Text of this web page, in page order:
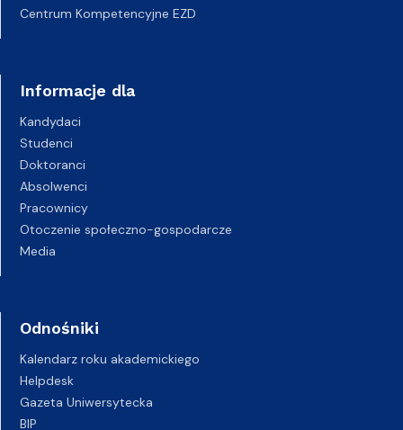
Centrum Kompetencyjne EZD
Informacje dla
Kandydaci
Studenci
Doktoranci
Absolwenci
Pracownicy
Otoczenie społeczno-gospodarcze
Media
Odnośniki
Kalendarz roku akademickiego
Helpdesk
Gazeta Uniwersytecka
BIP